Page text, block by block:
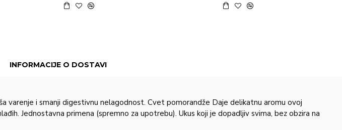
INFORMACIJE O DOSTAVI
varenje i smanji digestivnu nelagodnost. Cvet pomorandže Daje delikatnu aromu ovoj
Jednostavna primena (spremno za upotrebu). Ukus koji je dopadljiv svima, bez obzira na